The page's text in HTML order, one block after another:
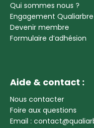
Qui sommes nous ?
Engagement Qualiarbre
Devenir membre
Formulaire d’adhésion
Aide & contact :
Nous contacter
Foire aux questions
Email :